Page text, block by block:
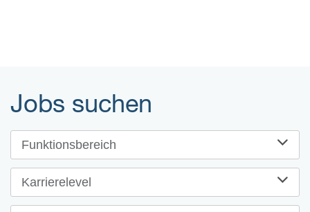
Jobs suchen
Funktionsbereich
Karrierelevel